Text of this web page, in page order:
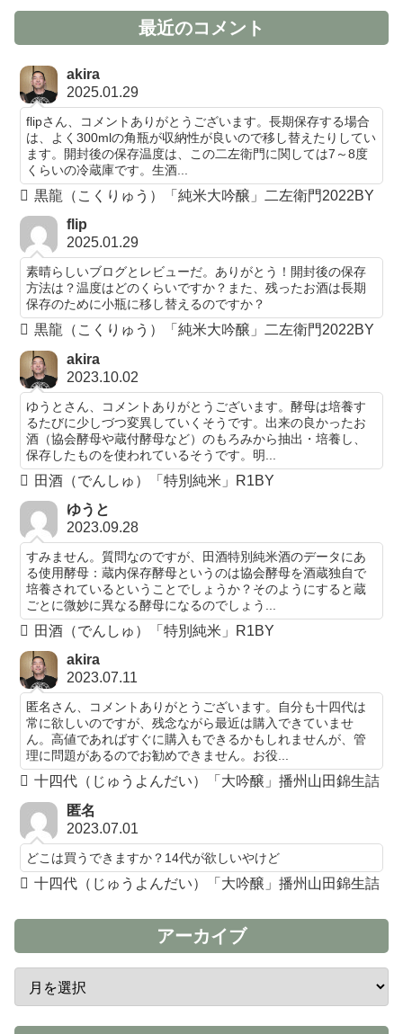
最近のコメント
akira
2025.01.29
flipさん、コメントありがとうございます。長期保存する場合
は、よく300mlの角瓶が収納性が良いので移し替えたりしてい
ます。開封後の保存温度は、この二左衛門に関しては7～8度
くらいの冷蔵庫です。生酒...
黒龍（こくりゅう）「純米大吟醸」二左衛門2022BY
flip
2025.01.29
素晴らしいブログとレビューだ。ありがとう！開封後の保存
方法は？温度はどのくらいですか？また、残ったお酒は長期
保存のために小瓶に移し替えるのですか？
黒龍（こくりゅう）「純米大吟醸」二左衛門2022BY
akira
2023.10.02
ゆうとさん、コメントありがとうございます。酵母は培養す
るたびに少しづつ変異していくそうです。出来の良かったお
酒（協会酵母や蔵付酵母など）のもろみから抽出・培養し、
保存したものを使われているそうです。明...
田酒（でんしゅ）「特別純米」R1BY
ゆうと
2023.09.28
すみません。質問なのですが、田酒特別純米酒のデータにあ
る使用酵母：蔵内保存酵母というのは協会酵母を酒蔵独自で
培養されているということでしょうか？そのようにすると蔵
ごとに微妙に異なる酵母になるのでしょう...
田酒（でんしゅ）「特別純米」R1BY
akira
2023.07.11
匿名さん、コメントありがとうございます。自分も十四代は
常に欲しいのですが、残念ながら最近は購入できていませ
ん。高値であればすぐに購入もできるかもしれませんが、管
理に問題があるのでお勧めできません。お役...
十四代（じゅうよんだい）「大吟醸」播州山田錦生詰
匿名
2023.07.01
どこは買うできますか？14代が欲しいやけど
十四代（じゅうよんだい）「大吟醸」播州山田錦生詰
アーカイブ